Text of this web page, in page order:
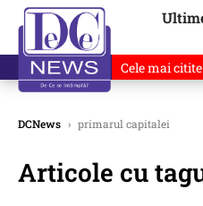
Cele mai citite
DCNews › primarul capitalei
Articole cu